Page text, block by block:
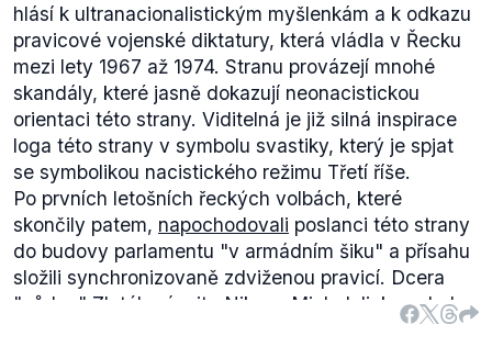
hlásí k ultranacionalistickým myšlenkám a k odkazu
pravicové vojenské diktatury, která vládla v Řecku
mezi lety 1967 až 1974. Stranu provázejí mnohé
skandály, které jasně dokazují neonacistickou
orientaci této strany. Viditelná je již silná inspirace
loga této strany v symbolu svastiky, který je spjat
se symbolikou nacistického režimu Třetí říše.
Po prvních letošních řeckých volbách, které
skončily patem, napochodovali poslanci této strany
do budovy parlamentu "v armádním šiku" a přísahu
složili synchronizovaně zdviženou pravicí. Dcera
"vůdce" Zlatého úsvitu Nikose Michaloliakose byla